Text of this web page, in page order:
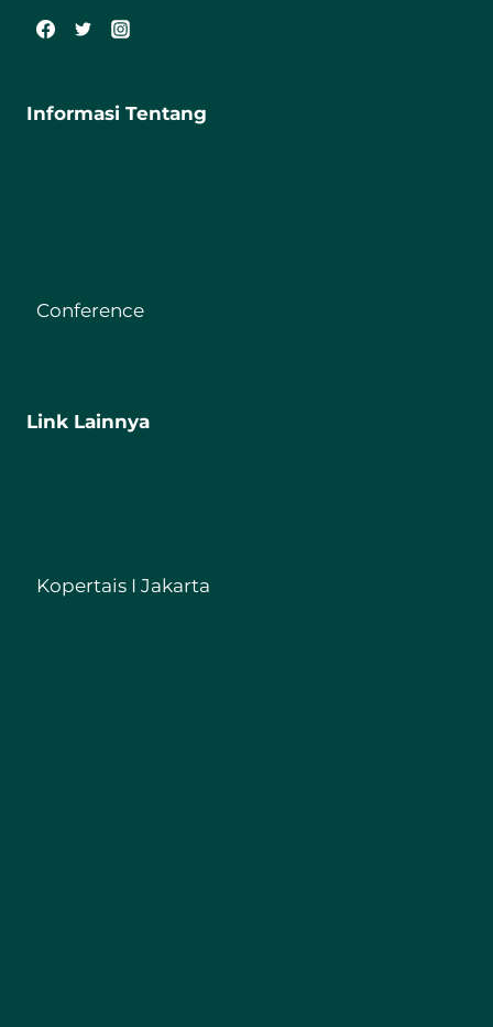
Informasi Tentang
Conference
Link Lainnya
Kopertais I Jakarta